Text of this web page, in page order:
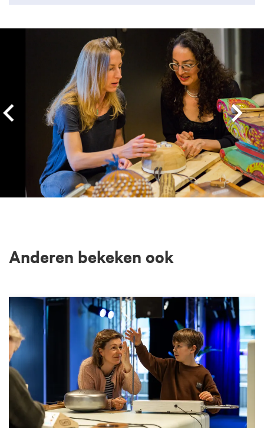
Anderen bekeken ook